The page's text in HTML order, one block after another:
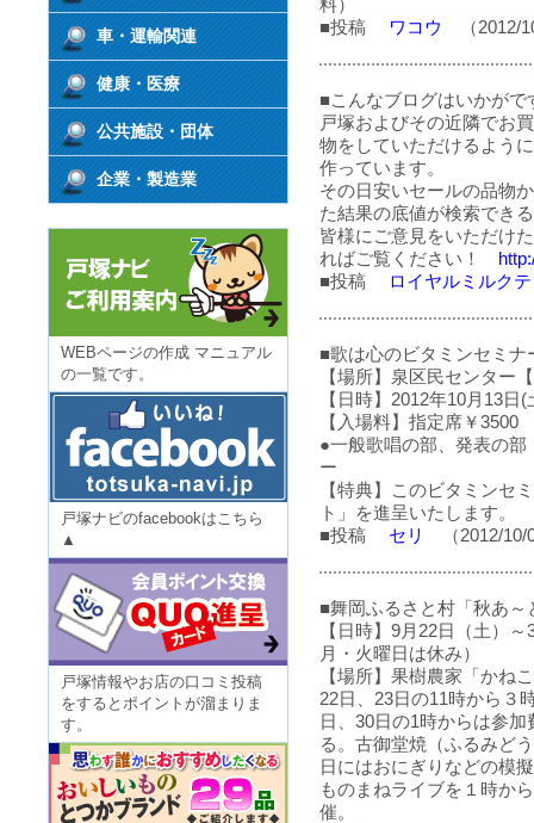
車・運輸関連
健康・医療
公共施設・団体
企業・製造業
WEBページの作成 マニュアル
の一覧です。
戸塚ナビのfacebookはこちら
▲
戸塚情報やお店の口コミ投稿
をするとポイントが溜まりま
す。
料）
■投稿
ワコウ （2012/
■こんなブログはいかがで
戸塚およびその近隣でお
物をしていただけるよう
作っています。
その日安いセールの品物
た結果の底値が検索でき
皆様にご意見をいただけ
ればご覧ください！
■投稿
ロイヤルミルク
■歌は心のビタミンセミナ
【場所】泉区民センター
【日時】2012年10月13
【入場料】指定席￥
●一般歌唱の部、発表の
ー
【特典】このビタミンセ
ト」を進呈いたします。
■投稿
セリ （2012/10/
■舞岡ふるさと村「秋あ～
【日時】9月22日（土）
月・火曜日は休み）
【場所】果樹農家「かね
22日、23日の11時から３
日、30日の1時からは参
る。古御堂焼（ふるみど
日にはおにぎりなどの模
ものまねライブを１時か
催。